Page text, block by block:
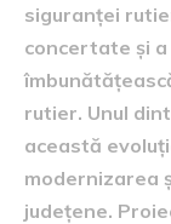
siguranței
concertate și
rutier. Unul
această
modernizarea
județene.